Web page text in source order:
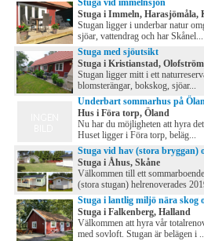
Stuga vid immelnsjön
Stuga i Immeln, Harasjömåla,
Stugan ligger i underbar natur
sjöar, vattendrag och har Skånel...
Stuga med sjöutsikt
Stuga i Kristianstad,
Stugan ligger mitt i ett
blomsterängar, bokskog, sjöar...
Underbart sommarhus på
Hus i Föra torp, Öland
Nu har du möjligheten att hyra
Huset ligger i Föra torp, beläg...
Stuga vid hav (stora bryggan)
Stuga i Åhus, Skåne
Välkommen till ett
(stora stugan) helrenoverades
Stuga i lantlig miljö nära skog
Stuga i Falkenberg, Halland
Välkommen att hyra vår
med sovloft. Stugan är belägen i